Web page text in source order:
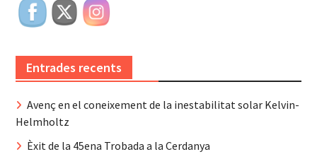
Entrades recents
Avenç en el coneixement de la inestabilitat solar Kelvin-
Helmholtz
Èxit de la 45ena Trobada a la Cerdanya